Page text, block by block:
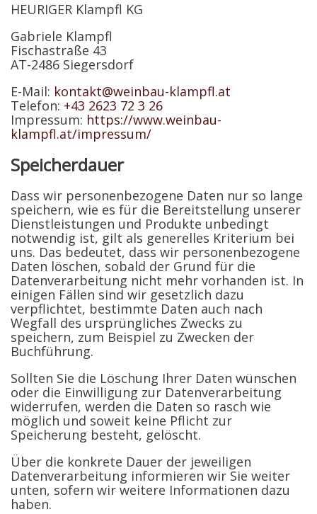
HEURIGER Klampfl KG
Gabriele Klampfl
Fischastraße 43
AT-2486 Siegersdorf
E-Mail: kontakt@weinbau-klampfl.at
Telefon: +43 2623 72 3 26
Impressum: https://www.weinbau-
klampfl.at/impressum/
Speicherdauer
Dass wir personenbezogene Daten nur so lange
speichern, wie es für die Bereitstellung unserer
Dienstleistungen und Produkte unbedingt
notwendig ist, gilt als generelles Kriterium bei
uns. Das bedeutet, dass wir personenbezogene
Daten löschen, sobald der Grund für die
Datenverarbeitung nicht mehr vorhanden ist. In
einigen Fällen sind wir gesetzlich dazu
verpflichtet, bestimmte Daten auch nach
Wegfall des ursprüngliches Zwecks zu
speichern, zum Beispiel zu Zwecken der
Buchführung.
Sollten Sie die Löschung Ihrer Daten wünschen
oder die Einwilligung zur Datenverarbeitung
widerrufen, werden die Daten so rasch wie
möglich und soweit keine Pflicht zur
Speicherung besteht, gelöscht.
Über die konkrete Dauer der jeweiligen
Datenverarbeitung informieren wir Sie weiter
unten, sofern wir weitere Informationen dazu
haben.